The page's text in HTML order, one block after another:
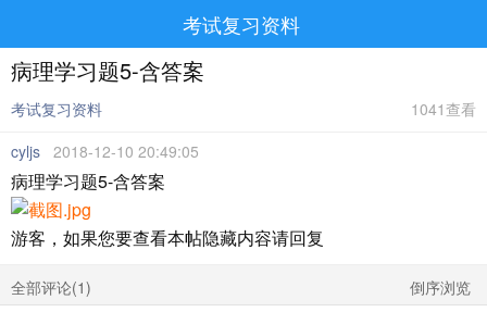
考试复习资料
病理学习题5-含答案
考试复习资料
1041查看
cyljs 2018-12-10 20:49:05
病理学习题5-含答案
游客，如果您要查看本帖隐藏内容请回复
全部评论(1)
倒序浏览